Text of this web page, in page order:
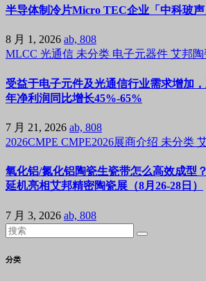
半导体制冷片Micro TEC企业「中科玻
8 月 1, 2026 ab, 808
MLCC 光通信 未分类 电子元器件 艾邦陶
受益于电子元件及光通信行业需求增加
年净利润同比增长45%-65%
7 月 21, 2026 ab, 808
2026CMPE CMPE2026展商介绍 未分类
氧化铝/氮化铝陶瓷生瓷带怎么高效成型
延机亮相艾邦精密陶瓷展（8月26-28日）
7 月 3, 2026 ab, 808
分类